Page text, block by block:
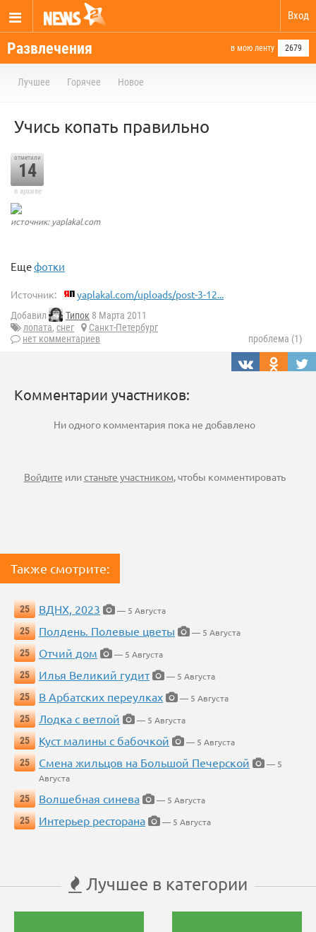
Вход
Развлечения в мою ленту 2679
Лучшее Горячее Новое
Учись копать правильно
отметили
14
в архиве
источник: yaplakal.com
Ещефотки
Источник: yaplakal.com/uploads/post-3-12...
Добавил Типок 8 Марта 2011
лопата, снег
Санкт-Петербург
нет комментариев
проблема (1)
Комментарии участников:
Ни одного комментария пока не добавлено
Войдите илистаньте участником, чтобы комментировать
Также смотрите:
25 ВДНХ, 2023
— 5 Августа
25
Полдень. Полевые цветы
— 5 Августа
25
Отчий дом
— 5 Августа
25
Илья Великий гудит
— 5 Августа
25
В Арбатских переулках
— 5 Августа
25
Лодка с ветлой
— 5 Августа
25
Куст малины с бабочкой
— 5 Августа
25
Смена жильцов на Большой Печерской
— 5
Августа
25
Волшебная синева
— 5 Августа
25
Интерьер ресторана — 5 Августа
Лучшее в категории